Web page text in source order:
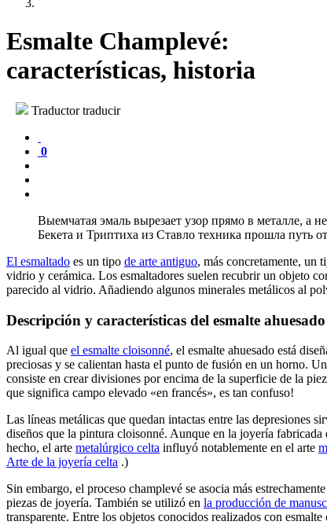
Esmalte Champlevé:
características, historia
Traductor traducir
0
Выемчатая эмаль вырезает узор прямо в металле, а
Бекета и Триптиха из Ставло техника прошла путь
El esmaltado es un tipo de arte antiguo, más concretamente, un
vidrio y cerámica. Los esmaltadores suelen recubrir un objeto
parecido al vidrio. Añadiendo algunos minerales metálicos al
Descripción y características del esmalte ahuesado
Al igual que el esmalte cloisonné, el esmalte ahuesado está
preciosas y se calientan hasta el punto de fusión en un horno.
consiste en crear divisiones por encima de la superficie de la
que significa campo elevado «en francés», es tan confuso!
Las líneas metálicas que quedan intactas entre las depresiones
diseños que la pintura cloisonné. Aunque en la joyería fabricada
hecho, el arte metalúrgico celta influyó notablemente en el arte
Arte de la joyería celta .)
Sin embargo, el proceso champlevé se asocia más
piezas de joyería. También se utilizó en la producción de
transparente. Entre los objetos conocidos realizados con